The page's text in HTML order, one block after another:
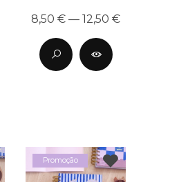
8,50 € — 12,50 €
Promoção